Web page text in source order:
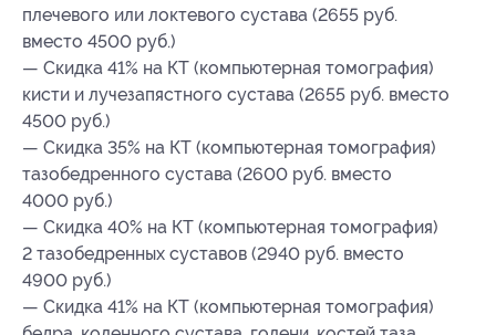
плечевого или локтевого сустава (2655 руб.
вместо 4500 руб.)
— Скидка 41% на КТ (компьютерная томография)
кисти и лучезапястного сустава (2655 руб. вместо
4500 руб.)
— Скидка 35% на КТ (компьютерная томография)
тазобедренного сустава (2600 руб. вместо
4000 руб.)
— Скидка 40% на КТ (компьютерная томография)
2 тазобедренных суставов (2940 руб. вместо
4900 руб.)
— Скидка 41% на КТ (компьютерная томография)